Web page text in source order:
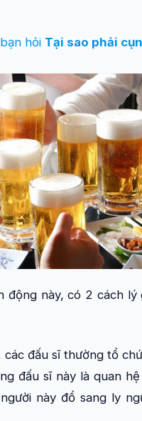
hỏi Tại sao phải
động này, có 2 cách
các đấu sĩ thường tổ
đấu sĩ này là quan
này đổ sang ly